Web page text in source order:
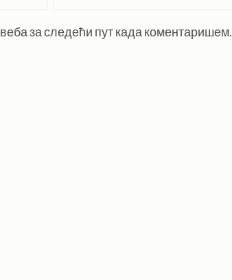
за следећи пут када коментаришем.